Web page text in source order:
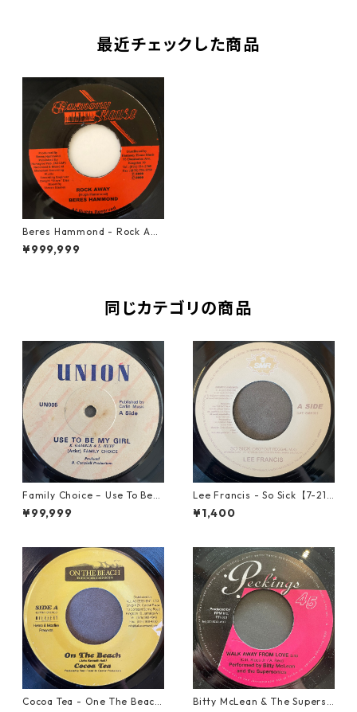
最近チェックした商品
Beres Hammond - Rock Awa
y【7-20680】
¥999,999
同じカテゴリの商品
Family Choice – Use To Be
My Girl【7-22004】
¥99,999
Lee Francis - So Sick【7-219
25】
¥1,400
Cocoa Tea - One The Beach
Bitty McLean & The Superso